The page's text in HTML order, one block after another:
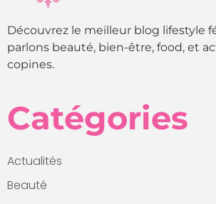
Découvrez le meilleur blog lifestyle
parlons beauté, bien-être, food, et
copines.
Catégories
Actualités
Beauté